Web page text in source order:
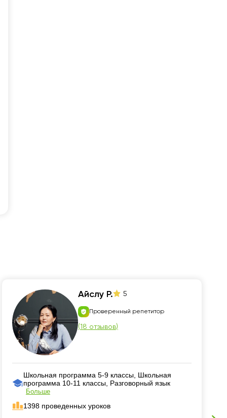
Айслу Р. 5
Проверенный репетитор
(18 отзывов)
Школьная программа 5-9 классы, Школьная
программа 10-11 классы, Разговорный язык
Больше
1398 проведенных уроков